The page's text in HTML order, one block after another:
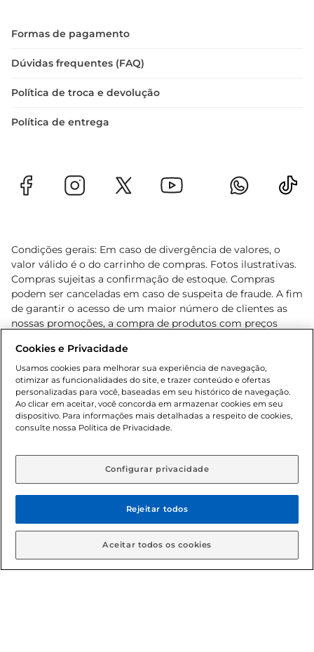
Formas de pagamento
Dúvidas frequentes (FAQ)
Política de troca e devolução
Política de entrega
Condições gerais: Em caso de divergência de valores, o
valor válido é o do carrinho de compras. Fotos ilustrativas.
Compras sujeitas a confirmação de estoque. Compras
podem ser canceladas em caso de suspeita de fraude. A fim
de garantir o acesso de um maior número de clientes as
nossas promoções, a compra de produtos com preços
cliente. Os preços, ofertas e condições são exclusivos para
o e-commerce e válidos durante o dia de hoje, podendo
sofrer alterações sem prévia notificação. Proibida a venda
de bebidas alcoólicas para menores de 18 anos, conforme
Lei n.º 8069/90, art. 81, inciso II (Estatuto da Criança e do
Adolescente). Preços e condições exclusivos para o
aviso prévio. O valor mínimo para as compras on-line é de
© 2026 Copyright. Todos os direitos
reservados Gbarbosa.
Cookies e Privacidade
Usamos cookies para melhorar sua experiência de navegação,
otimizar as funcionalidades do site, e trazer conteúdo e ofertas
personalizadas para você, baseadas em seu histórico de navegação.
Ao clicar em aceitar, você concorda em armazenar cookies em seu
dispositivo. Para informações mais detalhadas a respeito de cookies,
consulte nossa Política de Privacidade.
Configurar privacidade
Rejeitar todos
Aceitar todos os cookies